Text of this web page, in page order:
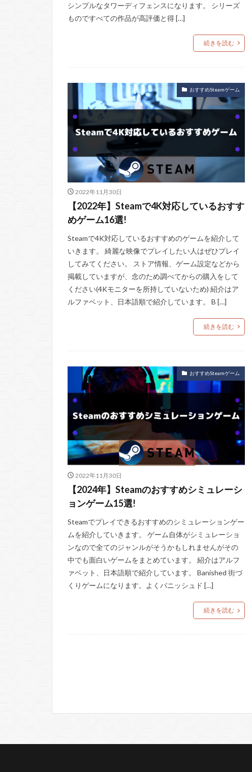
シンプルなタワーディフェンスになります。 シリーズ
ものですべての作品が高評価と得 […]
続きを読む
おすすめSteamゲーム
2022年11月30日
【2022年】Steamで4K対応しているおすす
めゲーム16選!
Steamで4K対応しているおすすめのゲームを紹介して
いきます。 綺麗な映像でプレイしたい人はぜひプレイ
してみてください。 ストア情報、ゲーム設定などから
掲載していますが、念のため調べてからの購入をして
ください(4Kモニターを所持していないため) 紹介はア
ルファベット、日本語順で紹介しています。 B […]
続きを読む
おすすめSteamゲーム
2022年11月30日
【2024年】Steamのおすすめシミュレーシ
ョンゲーム15選!
Steamでプレイできるおすすめのシミュレーションゲー
ムを紹介していきます。 ゲーム自体がシミュレーショ
ンなので全てのジャンルがそうかもしれませんがその
中でも面白いゲームをまとめています。 紹介はアルフ
ァベット、日本語順で紹介しています。 Banished 街づ
くりゲームになります。よくバニッシュド […]
続きを読む